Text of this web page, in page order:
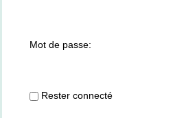
Mot de passe:
Rester connecté